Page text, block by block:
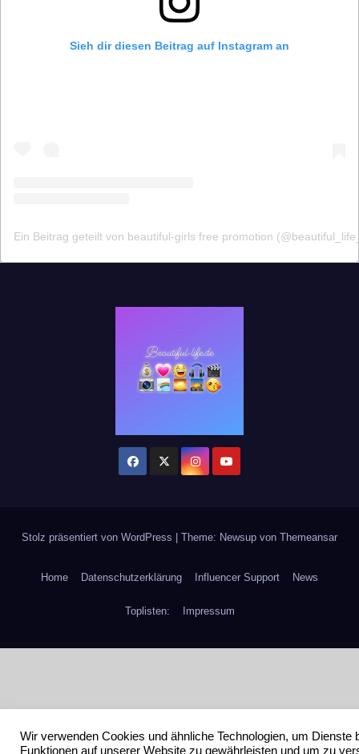
Sieh dir diesen Beitrag auf Instagram an
Ein Beitrag geteilt von beautiful-girls free promotion
Stolz präsentiert von WordPress Theme: Newsup von Themeansar
Home Datenschutzerklärung Influencer Support News
Toplisten: Impressum
Wir verwenden Cookies und ähnliche Technologien, um Dienste
Funktionen auf unserer Website zu gewährleisten und um zu